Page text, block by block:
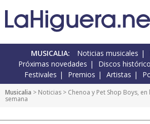
MUSICALIA: Noticias musicales
Próximas novedades
Discos
Festivales
Premios Artistas
Musicalia > Noticias > Chenoa y Pet Shop Boys,
semana